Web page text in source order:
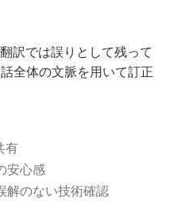
訳では誤りとして残って
全体の文脈を用いて訂正
有
安心感
解のない技術確認